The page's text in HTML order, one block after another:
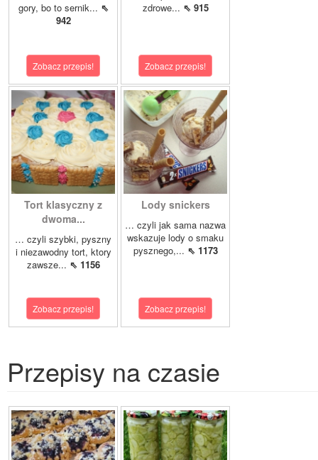
gory, bo to sernik... ⇖
942
Zobacz przepis!
zdrowe... ⇖ 915
Zobacz przepis!
Tort klasyczny z
dwoma...
… czyli szybki, pyszny
i niezawodny tort, ktory
zawsze... ⇖ 1156
Zobacz przepis!
Lody snickers
… czyli jak sama nazwa
wskazuje lody o smaku
pysznego,... ⇖ 1173
Zobacz przepis!
Przepisy na czasie